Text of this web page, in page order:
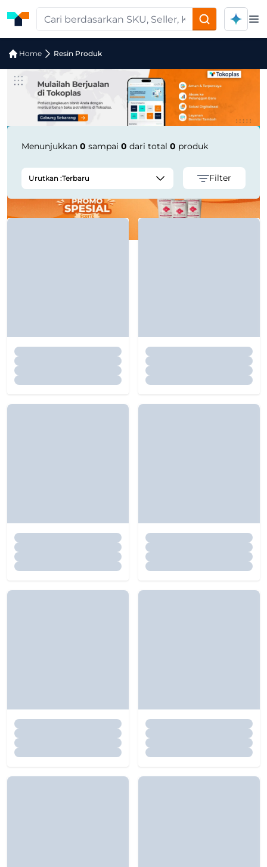
Home Resin Produk
Pencarian Produk "Metallized
Menunjukkan 0 sampai 0 dari total 0 produk
Urutkan :Terbaru Filter